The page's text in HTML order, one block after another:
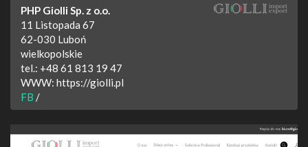
PHP Giolli Sp. z o.o.
11 Listopada 67
62-030 Luboń
wielkopolskie
tel.: +48 61 813 19 47
WWW: https://giolli.pl
FB /